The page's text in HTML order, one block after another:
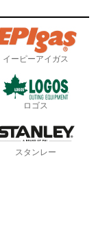
イーピーアイガス
ロゴス
スタンレー